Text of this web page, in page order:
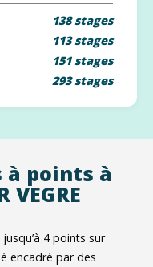
138 stages
113 stages
151 stages
293 stages
à points à
VEGRE
jusqu’à 4 points sur
encadré par des